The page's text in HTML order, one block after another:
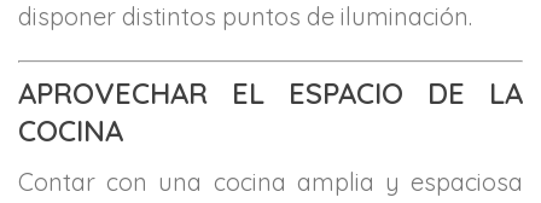
disponer distintos puntos de iluminación.
APROVECHAR EL ESPACIO DE LA
COCINA
Contar con una cocina amplia y espaciosa